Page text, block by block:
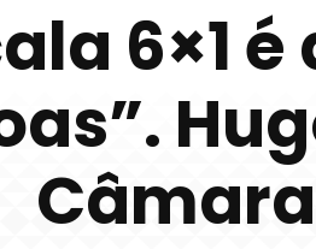
6×1